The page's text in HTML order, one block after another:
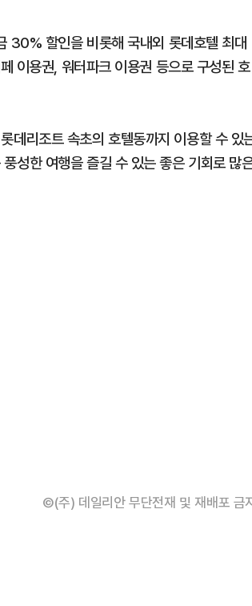
30% 할인을 비롯해 국내외 롯데호텔 최대
이용권, 워터파크 이용권 등으로 구성된 호
데리조트 속초의 호텔동까지 이용할 수 있
성한 여행을 즐길 수 있는 좋은 기회로 많
©(주) 데일리안 무단전재 및 재배포 금